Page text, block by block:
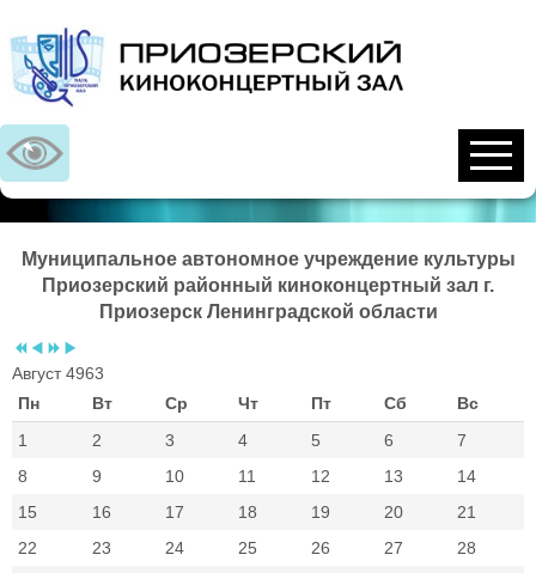
Муниципальное автономное учреждение культуры
Приозерский районный киноконцертный зал г.
Приозерск Ленинградской области
Предыдущий
Предыдущий
Следующий
Следующий
Август 4963
Пн
Вт Ср Чт Пт Сб
Вс
1
2 3 4 5 6
7
8
9 10 11 12 13
14
15
16 17 18 19 20
21
22
23 24 25 26 27
28